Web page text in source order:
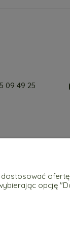
09 49 25
opcję